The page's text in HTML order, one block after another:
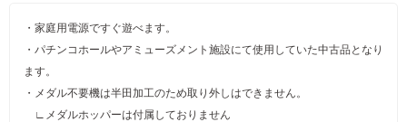
・家庭用電源ですぐ遊べます。
・パチンコホールやアミューズメント施設にて使用していた中古品となり
ます。
・メダル不要機は半田加工のため取り外しはできません。
∟メダルホッパーは付属しておりません